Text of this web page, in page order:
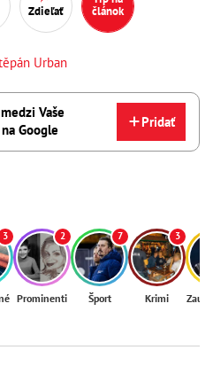
Zdieľať
článok
Urban
Vaše
Google
Pridať
3 2
Prominenti
7
Šport
3
Krimi